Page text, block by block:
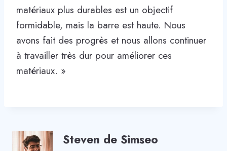
matériaux plus durables est un objectif
formidable, mais la barre est haute. Nous
avons fait des progrès et nous allons continuer
à travailler très dur pour améliorer ces
matériaux. »
Steven de Simseo